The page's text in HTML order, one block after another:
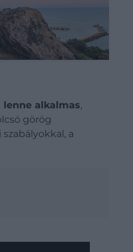
lenne alkalmas,
görög
a